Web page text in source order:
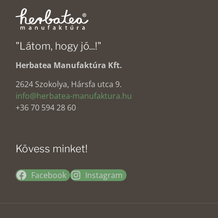
"Látom, hogy jó...!"
Herbatea Manufaktúra Kft.
2624 Szokolya, Hársfa utca 9.
info@herbatea-manufaktura.hu
+36 70 594 28 60
Kövess minket!
Facebook Instagram